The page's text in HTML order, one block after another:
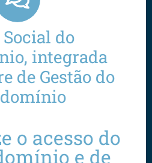
Social do
integrada
de Gestão do
o acesso do
e de